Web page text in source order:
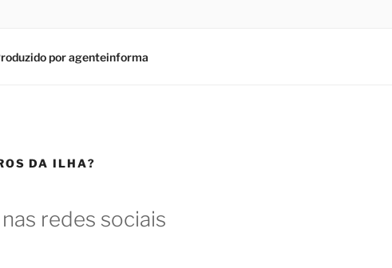
por agenteinforma
DA ILHA?
redes sociais